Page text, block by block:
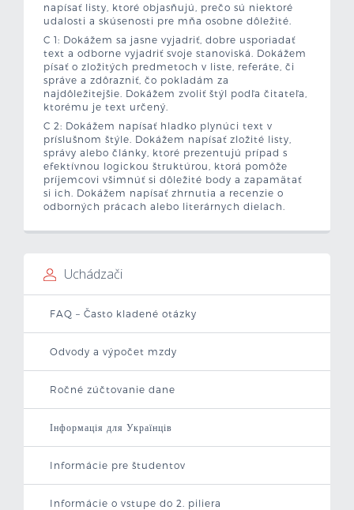
napísať listy, ktoré objasňujú, prečo sú niektoré
udalosti a skúsenosti pre mňa osobne dôležité.
C 1: Dokážem sa jasne vyjadriť, dobre usporiadať
text a odborne vyjadriť svoje stanoviská. Dokážem
písať o zložitých predmetoch v liste, referáte, či
správe a zdôrazniť, čo pokladám za
najdôležitejšie. Dokážem zvoliť štýl podľa čitateľa,
ktorému je text určený.
C 2: Dokážem napísať hladko plynúci text v
príslušnom štýle. Dokážem napísať zložité listy,
správy alebo články, ktoré prezentujú prípad s
efektívnou logickou štruktúrou, ktorá pomôže
príjemcovi všimnúť si dôležité body a zapamätať
si ich. Dokážem napísať zhrnutia a recenzie o
odborných prácach alebo literárnych dielach.
Uchádzači
FAQ – Často kladené otázky
Odvody a výpočet mzdy
Ročné zúčtovanie dane
Інформація для Українців
Informácie pre študentov
Informácie o vstupe do 2. piliera